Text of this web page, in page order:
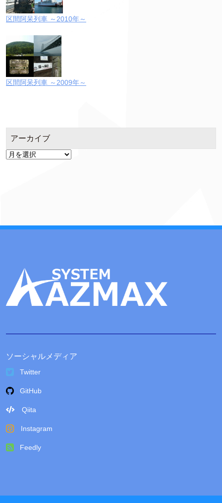
区間阿呆列車 ～2010年～
区間阿呆列車 ～2009年～
アーカイブ
ア
ソーシャルメディア
Twitter
GitHub
Qiita
Instagram
Feedly